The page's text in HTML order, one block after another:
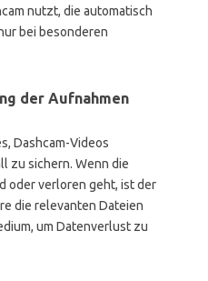
nutzt, die automatisch
bei besonderen
der Aufnahmen
Dashcam-Videos
zu sichern. Wenn die
oder verloren geht, ist der
die relevanten Dateien
um Datenverlust zu